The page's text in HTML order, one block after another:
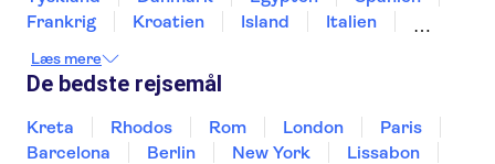
Frankrig
Kroatien Island
Italien
Sverige
Slovenien
Læs mere
De bedste rejsemål
Kreta Rhodos Rom London
Paris
Barcelona
Berlin New York
Lissabon